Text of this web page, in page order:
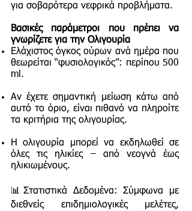
για σοβαρότερα νεφρικά προβλήματα.
Βασικές παράμετροι που πρέπει να
γνωρίζετε για την Ολιγουρία
Ελάχιστος όγκος ούρων ανά ημέρα που
θεωρείται “φυσιολογικός”: περίπου 500
ml.
Αν έχετε σημαντική μείωση κάτω από
αυτό το όριο, είναι πιθανό να πληροίτε
τα κριτήρια της ολιγουρίας.
Η ολιγουρία μπορεί να εκδηλωθεί σε
όλες τις ηλικίες – από νεογνά έως
ηλικιωμένους.
📊Στατιστικά Δεδομένα: Σύμφωνα με
διεθνείς επιδημιολογικές μελέτες,